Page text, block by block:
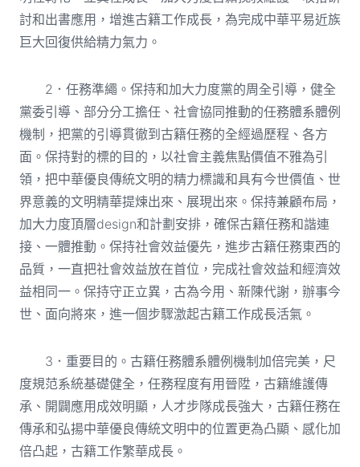
討和出書應用，增進古籍工作成長，為完成中華平易近族
巨大回復供給精力氣力。
2．任務準繩。保持和加大力度黨的周全引導，健全
黨委引導、部分分工擔任、社會協同推動的任務體系體例
機制，把黨的引導貫徹到古籍任務的全經過歷程、各方
面。保持對的標的目的，以社會主義焦點價值不雅為引
領，把中華優良傳統文明的精力標識和具有今世價值、世
界意義的文明精華提煉出來、展現出來。保持兼顧布局，
加大力度頂層design和計劃安排，確保古籍任務和諧連
接、一體推動。保持社會效益優先，進步古籍任務東西的
品質，一直把社會效益放在首位，完成社會效益和經濟效
益相同一。保持守正立異，古為今用、新陳代謝，辦事今
世、面向將來，進一個步驟激起古籍工作成長活氣。
3．重要目的。古籍任務體系體例機制加倍完美，尺
度規范系統基礎健全，任務程度有用晉陞，古籍維護傳
承、開闢應用成效明顯，人才步隊成長強大，古籍任務在
傳承和弘揚中華優良傳統文明中的位置更為凸顯、感化加
倍凸起，古籍工作繁華成長。